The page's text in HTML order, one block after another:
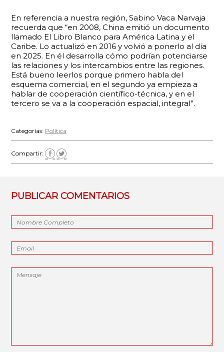
En referencia a nuestra región, Sabino Vaca Narvaja
recuerda que “en 2008, China emitió un documento
llamado El Libro Blanco para América Latina y el
Caribe. Lo actualizó en 2016 y volvió a ponerlo al día
en 2025. En él desarrolla cómo podrían potenciarse
las relaciones y los intercambios entre las regiones.
Está bueno leerlos porque primero habla del
esquema comercial, en el segundo ya empieza a
hablar de cooperación científico-técnica, y en el
tercero se va a la cooperación espacial, integral”.
Categorías: Política
Compartir:
PUBLICAR COMENTARIOS